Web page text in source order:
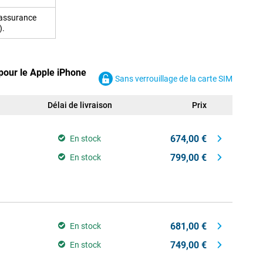
le Apple iPhone
Sans verrouillage de la carte SIM
Délai de livraison Prix
En stock 674,00 €
En stock 799,00 €
En stock 681,00 €
En stock 749,00 €